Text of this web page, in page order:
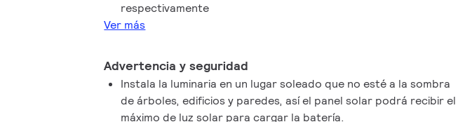
respectivamente
Ver más
Advertencia y seguridad
Instala la luminaria en un lugar soleado que no esté a la sombra
de árboles, edificios y paredes, así el panel solar podrá recibir el
máximo de luz solar para cargar la batería.